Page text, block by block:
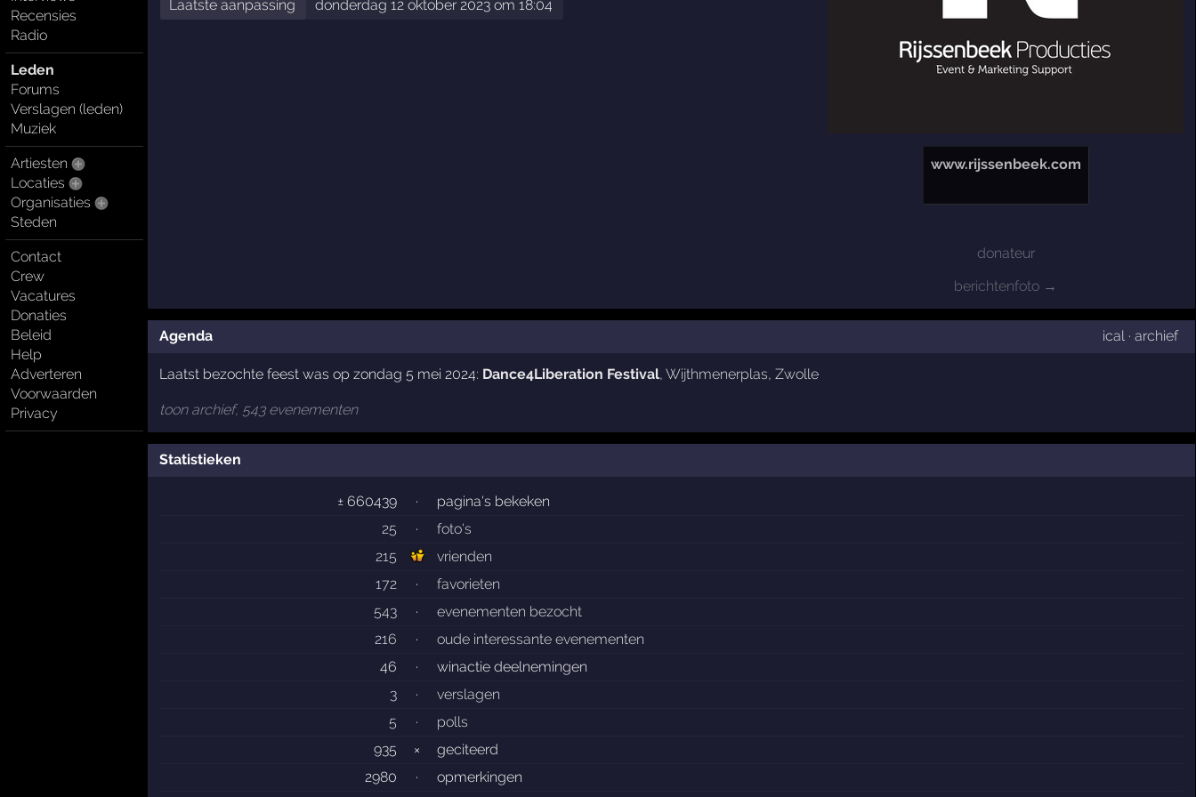
Recensies
Radio
Leden
Forums
Verslagen (leden)
Muziek
Artiesten
Locaties
Organisaties
Steden
Contact
Crew
Vacatures
Donaties
Beleid
Help
Adverteren
Voorwaarden
Privacy
www.rijssenbeek.com
donateur
berichtenfoto →
Laatste aanpassing
donderdag 12 oktober 2023 om 18:04
Agenda ical· archief
Laatst bezochte feest was op zondag 5 mei 2024: Dance4Liberation Festival, Wijthmenerplas, Zwolle
toon archief, 543 evenementen
Statistieken
± 660439 ·
pagina's bekeken
25
·
foto's
215
vrienden
172
·
favorieten
543
·
evenementen bezocht
216
·
oude interessante evenementen
46
·
winactie deelnemingen
3
·
verslagen
5
·
polls
935
×
geciteerd
2980
·
opmerkingen